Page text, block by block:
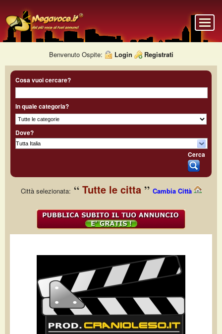
Benvenuto Ospite: Login Registrati
Cosa vuoi cercare?
In quale categoria?
Dove?
Cerca
Città selezionata: Tutte le citta Cambia Città